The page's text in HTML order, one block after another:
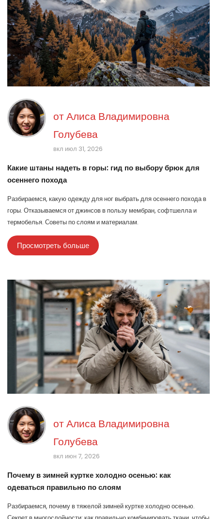
отАлиса Владимировна
Голубева
вкл июл 31, 2026
Какие штаны надеть в горы: гид по выбору брюк для
осеннего похода
Разбираемся, какую одежду для ног выбрать для осеннего похода в
горы. Отказываемся от джинсов в пользу мембран, софтшелла и
термобелья. Советы по слоям и материалам.
Просмотреть больше
отАлиса Владимировна
Голубева
вкл июн 7, 2026
Почему в зимней куртке холодно осенью: как
одеваться правильно по слоям
Разбираемся, почему в тяжелой зимней куртке холодно осенью.